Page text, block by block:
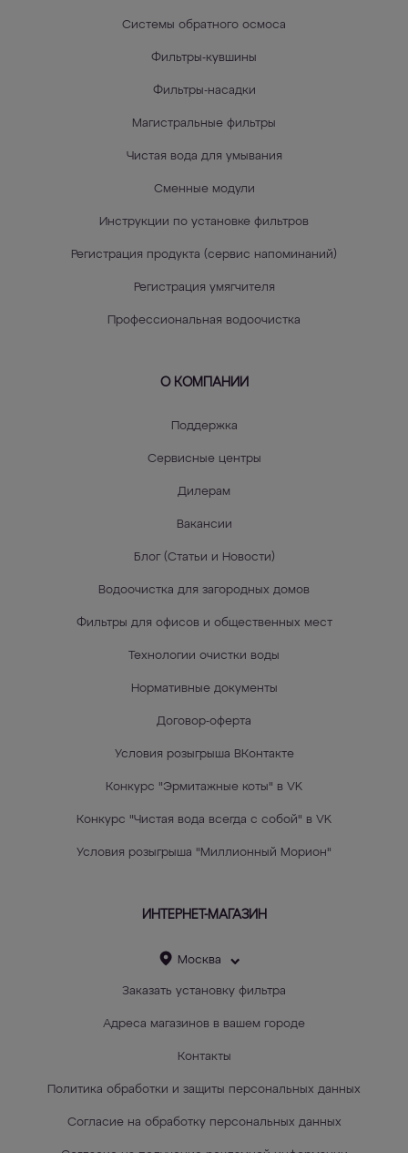
Системы обратного осмоса
Фильтры-кувшины
Фильтры-насадки
Магистральные фильтры
Чистая вода для умывания
Сменные модули
Инструкции по установке фильтров
Регистрация продукта (сервис напоминаний)
Регистрация умягчителя
Профессиональная водоочистка
О КОМПАНИИ
Поддержка
Сервисные центры
Дилерам
Вакансии
Блог (Статьи и Новости)
Водоочистка для загородных домов
Фильтры для офисов и общественных мест
Технологии очистки воды
Нормативные документы
Договор-оферта
Условия розыгрыша ВКонтакте
Конкурс "Эрмитажные коты" в VK
Конкурс "Чистая вода всегда с собой" в VK
Условия розыгрыша "Миллионный Морион"
ИНТЕРНЕТ-МАГАЗИН
Москва
Заказать установку фильтра
Адреса магазинов в вашем городе
Контакты
Политика обработки и защиты персональных данных
Согласие на обработку персональных данных